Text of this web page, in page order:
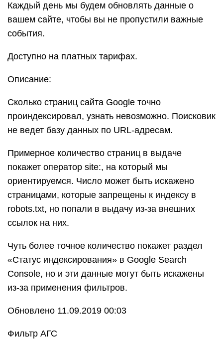
Каждый день мы будем обновлять данные о
вашем сайте, чтобы вы не пропустили важные
события.
Доступно на платных тарифах.
Описание:
Сколько страниц сайта Google точно
проиндексировал, узнать невозможно. Поисковик
не ведет базу данных по URL-адресам.
Примерное количество страниц в выдаче
покажет оператор site:, на который мы
ориентируемся. Число может быть искажено
страницами, которые запрещены к индексу в
robots.txt, но попали в выдачу из-за внешних
ссылок на них.
Чуть более точное количество покажет раздел
«Статус индексирования» в Google Search
Console, но и эти данные могут быть искажены
из-за применения фильтров.
Обновлено 11.09.2019 00:03
Фильтр АГС